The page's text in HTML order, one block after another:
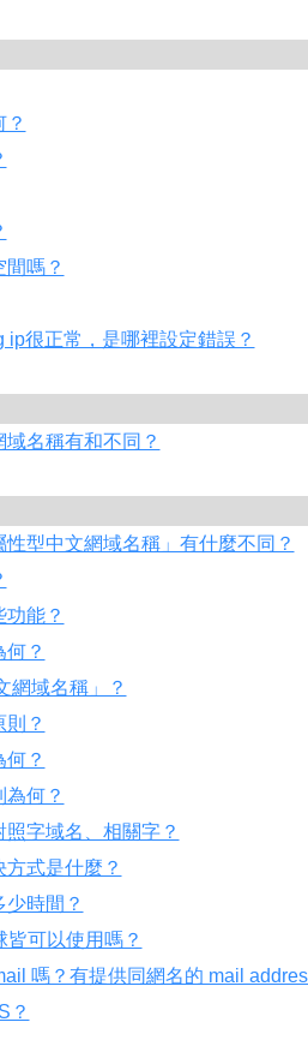
嗎？
很正常，是哪裡設定錯誤？
名稱有和不同？
型中文網域名稱」有什麼不同？
功能？
何？
網域名稱」？
？
何？
為何？
字域名、相關字？
式是什麼？
時間？
皆可以使用嗎？
嗎？有提供同網名的 mail
？